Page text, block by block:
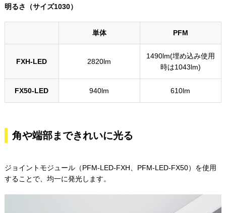
明るさ（サイズ1030）
単体 PFM
FXH-LED 2820lm
1490lm(埋め込み使用
時は1043lm)
FX50-LED 940lm 610lm
角や端部まできれいに光る
ジョイントモジュール（PFM-LED-FXH、PFM-LED-FX50）を使用
することで、均一に発光します。